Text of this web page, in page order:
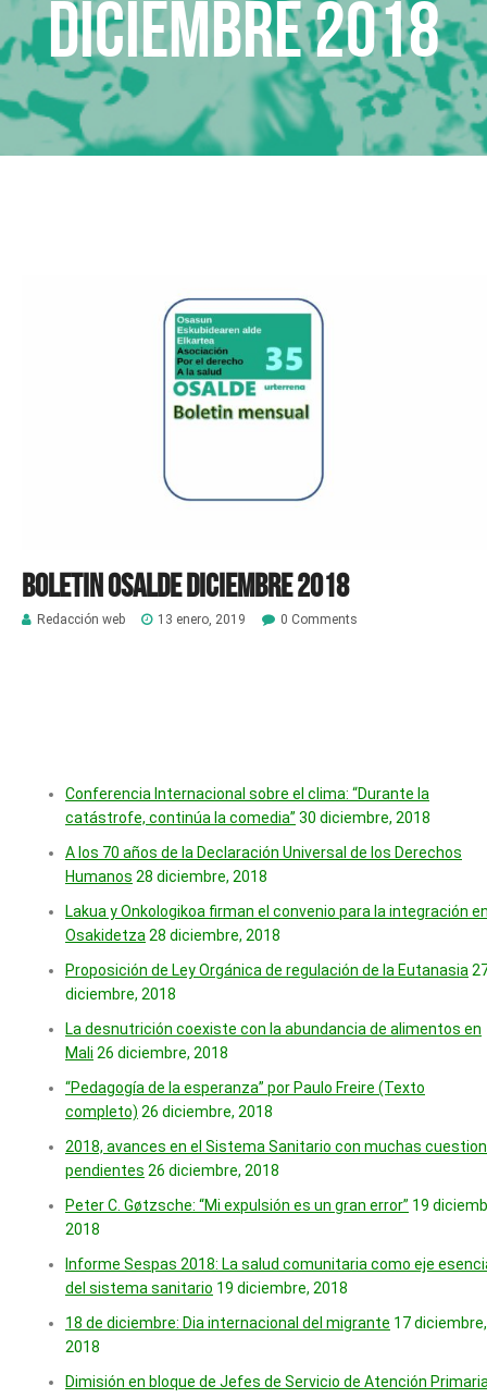
diciembre 2018
Boletin Osalde diciembre 2018
Redacción web 13 enero, 2019 0 Comments
Conferencia Internacional sobre el clima: “Durante la
catástrofe, continúa la comedia” 30 diciembre, 2018
A los 70 años de la Declaración Universal de los Derechos
Humanos 28 diciembre, 2018
Lakua y Onkologikoa firman el convenio para la integración
Osakidetza28 diciembre, 2018
Proposición de Ley Orgánica de regulación de la Eutanasia
diciembre, 2018
La desnutrición coexiste con la abundancia de alimentos en
Mali 26 diciembre, 2018
“Pedagogía de la esperanza” por Paulo Freire (Texto
completo) 26 diciembre, 2018
2018, avances en el Sistema Sanitario con muchas
pendientes 26 diciembre, 2018
Peter C. Gøtzsche: “Mi expulsión es un gran error” 19
2018
Informe Sespas 2018: La salud comunitaria como eje
del sistema sanitario 19 diciembre, 2018
18 de diciembre: Dia internacional del migrante 17 diciembre,
2018
Dimisión en bloque de Jefes de Servicio de Atención